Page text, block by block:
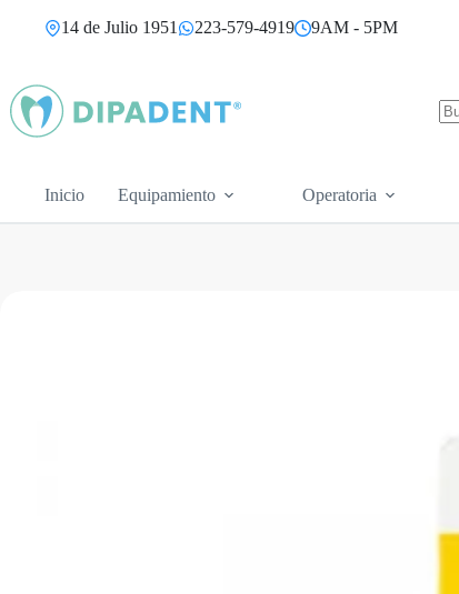
14 de Julio 1951 223-579-4919 9AM - 5PM
Inicio Equipamiento Operatoria